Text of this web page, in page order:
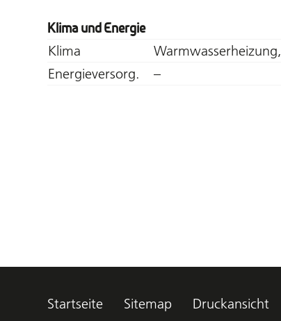
Klima und Energie
Klima
Warmwasserheizung,
Energieversorg.
–
Startseite Sitemap Druckansicht